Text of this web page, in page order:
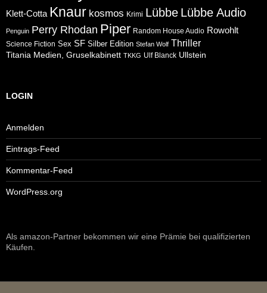
Klett-Cotta Knaur kosmos Krimi Lübbe Lübbe Audio
Penguin Perry Rhodan Piper Random House Audio Rowohlt
Science Fiction Sex SF Silber Edition Stefan Wolf Thriller
Titania Medien, Gruselkabinett TKKG Ulf Blanck Ullstein
LOGIN
Anmelden
Eintrags-Feed
Kommentar-Feed
WordPress.org
Als amazon-Partner bekommen wir eine Prämie bei qualifizierten
Käufen.